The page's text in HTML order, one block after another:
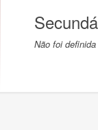
Não foi